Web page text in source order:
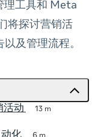
理工具和 Meta
将探讨营销活
及管理流程。
活动 13 m